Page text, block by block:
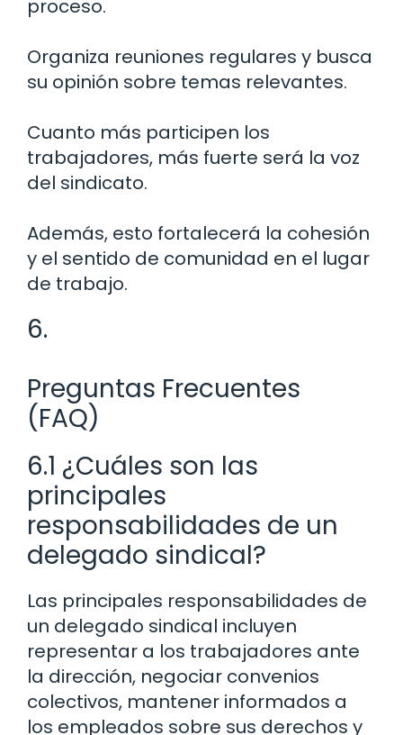
proceso.
Organiza reuniones regulares y busca
su opinión sobre temas relevantes.
Cuanto más participen los
trabajadores, más fuerte será la voz
del sindicato.
Además, esto fortalecerá la cohesión
y el sentido de comunidad en el lugar
de trabajo.
6.
Preguntas Frecuentes
(FAQ)
6.1 ¿Cuáles son las
principales
responsabilidades de un
delegado sindical?
Las principales responsabilidades de
un delegado sindical incluyen
representar a los trabajadores ante
la dirección, negociar convenios
colectivos, mantener informados a
los empleados sobre sus derechos y